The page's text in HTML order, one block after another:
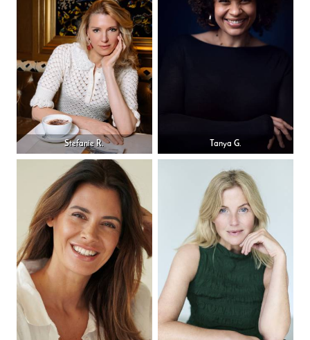
Stefanie R. Tanya G.